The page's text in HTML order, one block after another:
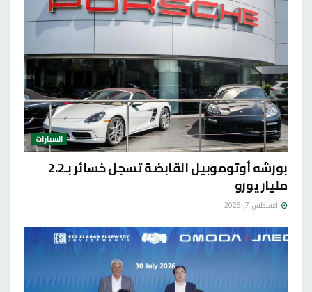
السيارات
بورشه أوتوموبيل القابضة تسجل خسائر بـ2.2
مليار يورو
أغسطس 7, 2026